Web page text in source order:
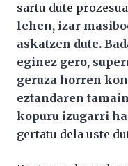
sartu dute
lehen, izar
askatzen dute.
eginez gero,
geruza horren
eztandaren
kopuru izugarri
gertatu dela uste